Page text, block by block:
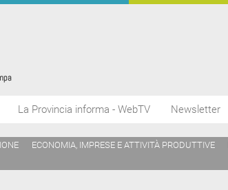
La Provincia informa - WebTV Newsletter
ECONOMIA, IMPRESE E ATTIVITÀ PRODUTTIVE